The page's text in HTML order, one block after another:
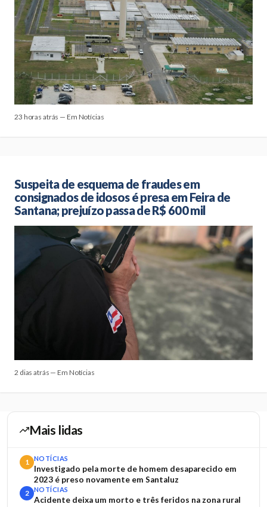
23 horas atrás — Em Notícias
Suspeita de esquema de fraudes em
consignados de idosos é presa em Feira de
Santana; prejuízo passa de R$ 600 mil
2 dias atrás — Em Notícias
Mais lidas
1 NOTÍCIAS
Investigado pela morte de homem desaparecido em
2023 é preso novamente em Santaluz
2 NOTÍCIAS
Acidente deixa um morto e três feridos na zona rural